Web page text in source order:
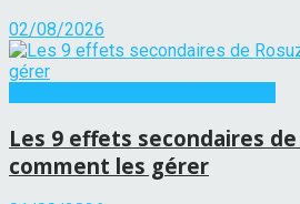
02/08/2026
Les 9 effets secondaires
comment les gérer